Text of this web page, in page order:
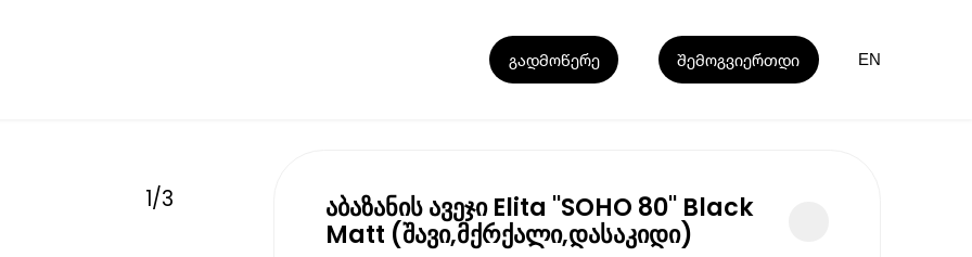
გადმოწერე შემოგვიერთდი EN
1/3 აბაზანის ავეჯი Elita ''SOHO 80'' Black
Matt (შავი,მქრქალი,დასაკიდი)